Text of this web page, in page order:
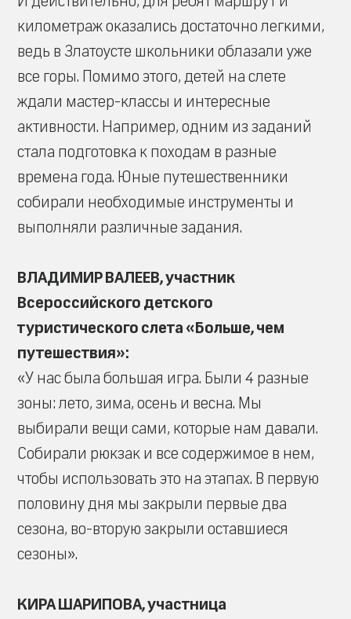
километраж оказались достаточно легкими,
ведь в Златоусте школьники облазали уже
все горы. Помимо этого, детей на слете
ждали мастер-классы и интересные
активности. Например, одним из заданий
стала подготовка к походам в разные
времена года. Юные путешественники
собирали необходимые инструменты и
выполняли различные задания.
ВЛАДИМИР ВАЛЕЕВ, участник
Всероссийского детского
туристического слета «Больше, чем
путешествия»:
«У нас была большая игра. Были 4 разные
зоны: лето, зима, осень и весна. Мы
выбирали вещи сами, которые нам давали.
Собирали рюкзак и все содержимое в нем,
чтобы использовать это на этапах. В первую
половину дня мы закрыли первые два
сезона, во-вторую закрыли оставшиеся
сезоны».
КИРА ШАРИПОВА, участница